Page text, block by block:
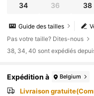
34 36 38
Guide des tailles
Pas votre taille? Dites-nous
​38, 34, 40 sont expédiés
Expédition à Belgium
Livraison